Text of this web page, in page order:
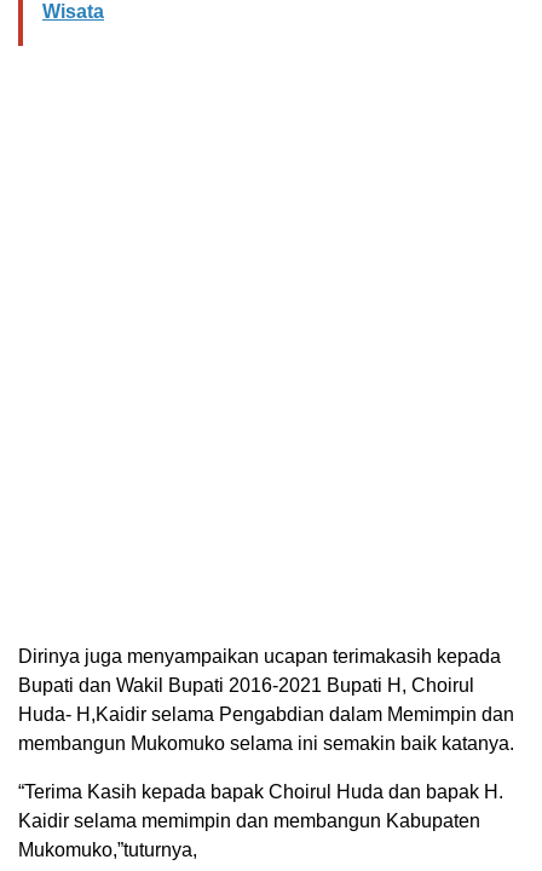
Wisata
Dirinya juga menyampaikan ucapan terimakasih kepada
Bupati dan Wakil Bupati 2016-2021 Bupati H, Choirul
Huda- H,Kaidir selama Pengabdian dalam Memimpin dan
membangun Mukomuko selama ini semakin baik katanya.
“Terima Kasih kepada bapak Choirul Huda dan bapak H.
Kaidir selama memimpin dan membangun Kabupaten
Mukomuko,”tuturnya,